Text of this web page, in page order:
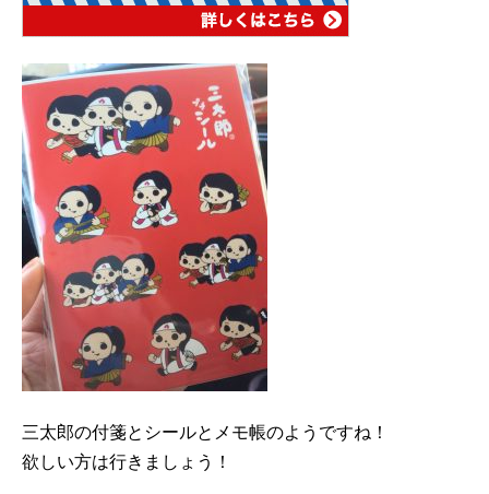
三太郎の付箋とシールとメモ帳のようですね！
欲しい方は行きましょう！